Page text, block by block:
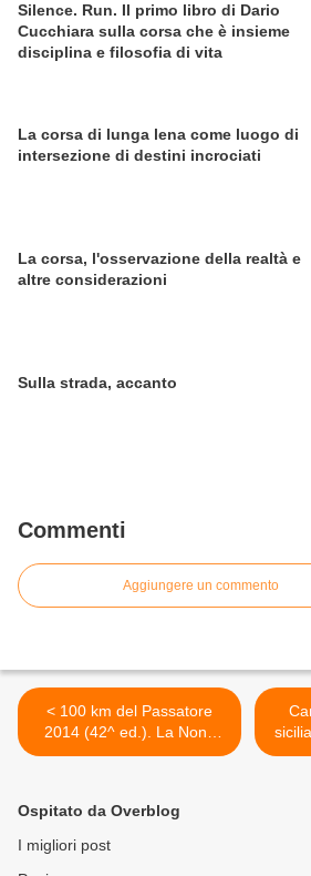
Silence. Run. Il primo libro di Dario
Cucchiara sulla corsa che è insieme
disciplina e filosofia di vita
La corsa di lunga lena come luogo di
intersezione di destini incrociati
La corsa, l'osservazione della realtà e
altre considerazioni
Sulla strada, accanto
Commenti
Aggiungere un commento
< 100 km del Passatore
2014 (42^ ed.). La Nona
Sinfonia di Giorgio
Passatore, con tutti i numeri
e le curiosità
Ospitato da Overblog
I migliori post